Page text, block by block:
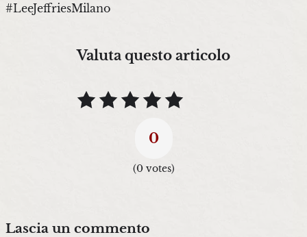
#LeeJeffriesMilano
Valuta questo articolo
0
(0votes)
Lascia un commento